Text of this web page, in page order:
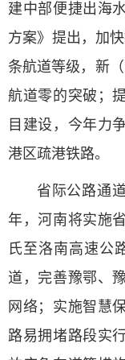
建中部便捷出海
方案》提出，加
条航道等级，新
航道零的突破；
目建设，今年力
港区疏港铁路。
省际公路通
年，河南将实施
氏至洛南高速公
道，完善豫鄂、
网络；实施智慧
路易拥堵路段实